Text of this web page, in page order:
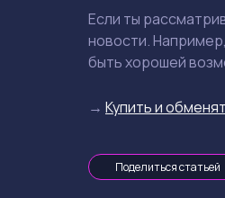
Если ты
новости.
быть хорошей
→ Купить и
Поделиться статьей